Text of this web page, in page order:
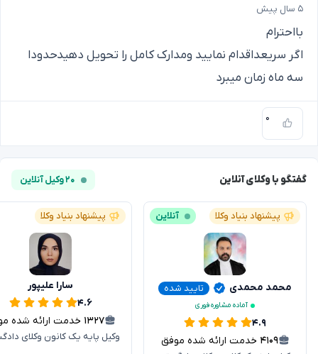
۵ سال پیش
بااحترام
اگر سریعداقدام نمایید ومدارک کامل را تحویل دهیدحدودا
سه ماه زمان میبرد
۰
گفتگو با وکلای آنلاین ۲۰ وکیل آنلاین
پیشنهاد بنیاد وکلا آنلاین
محمد محمدی تایید شده
آماده مشاوره فوری
۴.۹
۴۱۰۹ خدمت ارائه شده موفق
پیشنهاد بنیاد وکلا
سارا علیپور
۴.۶
۱۳۲۷ خدمت ارائه شده موفق
وکیل پایه یک کانون وکلای